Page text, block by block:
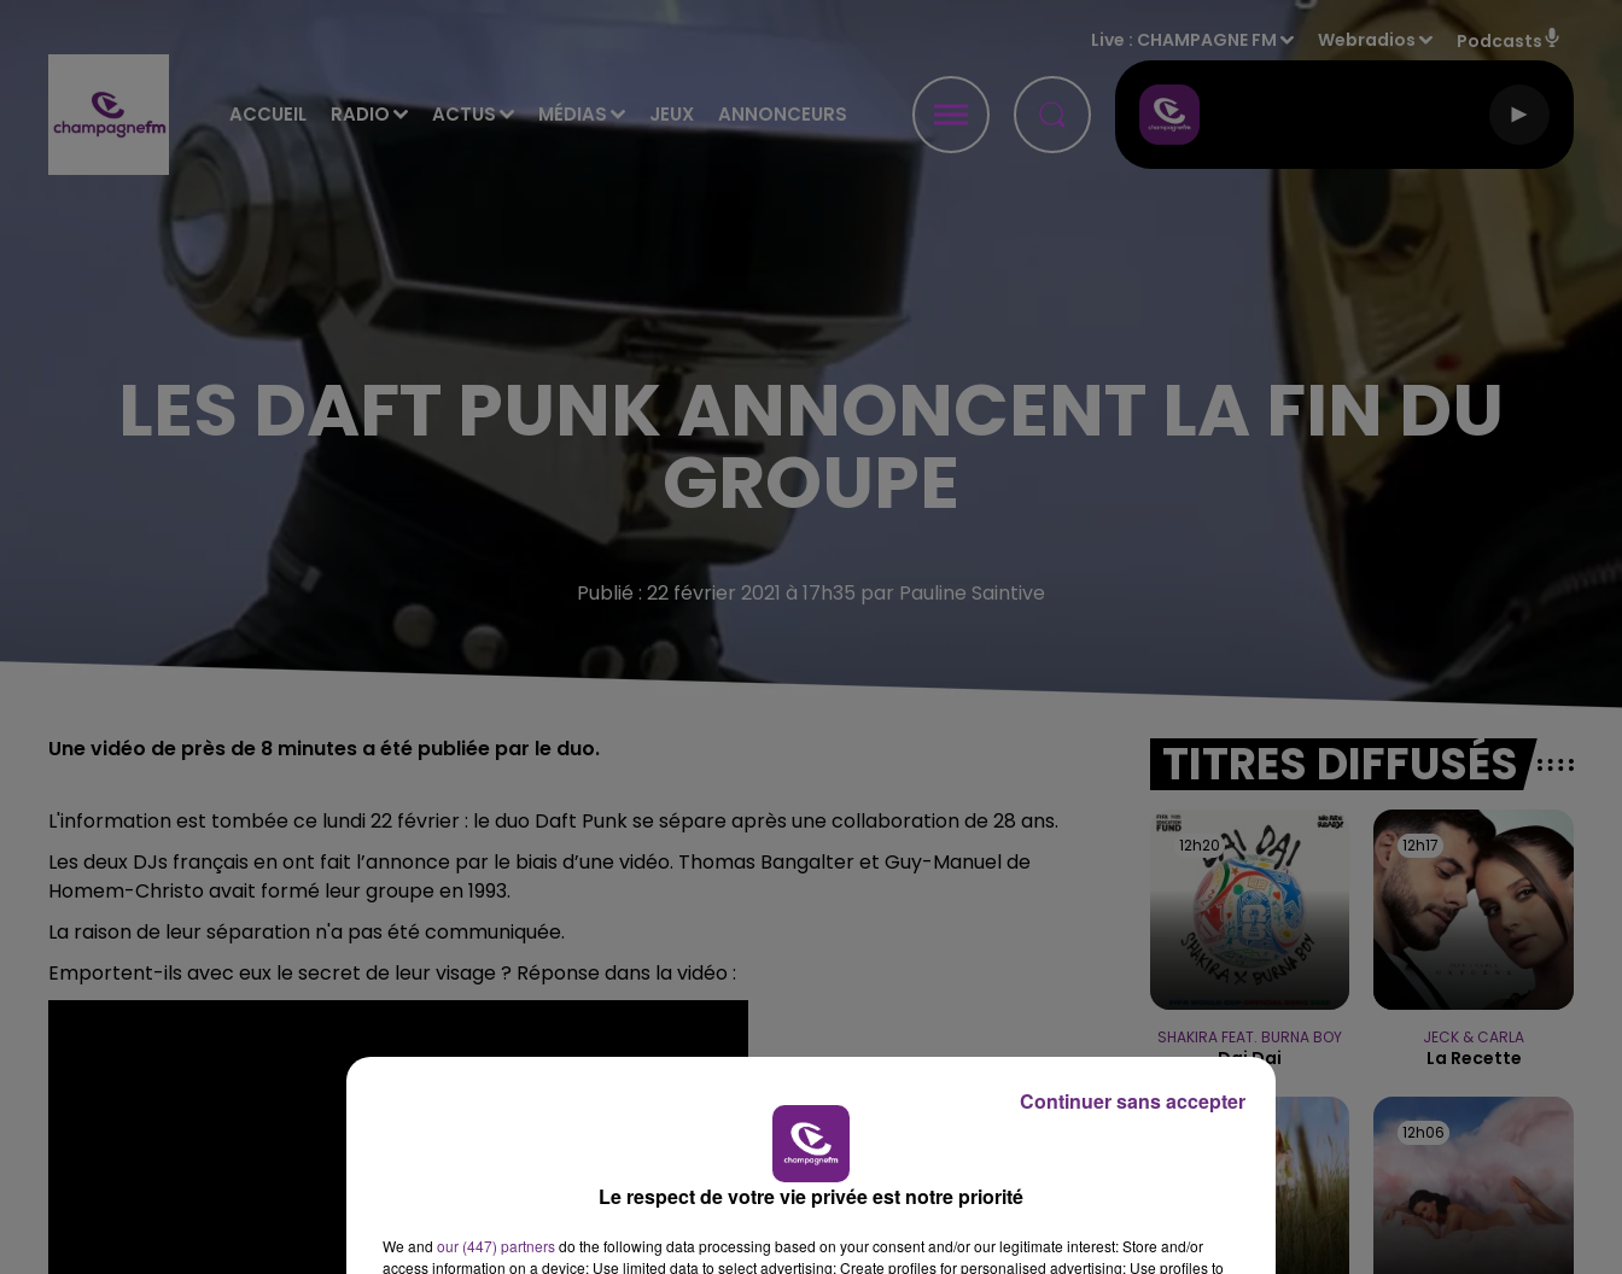
ACCUEIL RADIO ACTUS MÉDIAS JEUX ANNONCEURS
Live : CHAMPAGNE FM Webradios Podcasts
15h00 - 19h00
LE CLUB CHAMPAGNE FM
19h00 - 19h15
LA POP MACHINE - CHAMPAGNE FM
LES DAFT PUNK ANNONCENT LA FIN DU
GROUPE
Publié : 22 février 2021 à 17h35 par Pauline Saintive
Une vidéo de près de 8 minutes a été publiée par le duo.
L'information est tombée ce lundi 22 février : le duo Daft Punk se sépare après une collaboration de 28 ans.
Les deux DJs français en ont fait l’annonce par le biais d’une vidéo. Thomas Bangalter et Guy-Manuel de
Homem-Christo avait formé leur groupe en 1993.
La raison de leur séparation n'a pas été communiquée.
Emportent-ils avec eux le secret de leur visage ? Réponse dans la vidéo :
TITRES DIFFUSÉS
12h20
12h20
SHAKIRA FEAT. BURNA BOY
Dai Dai
12h17
12h17
JECK & CARLA
La Recette
12h06
12h06
Le respect de votre vie privée est notre priorité
We and our (447) partnersdo the following data processing based on your consent and/or our legitimate interest: Store and/or
access information on a device; Use limited data to select advertising; Create profiles for personalised advertising; Use profiles to
Continuer sans accepter